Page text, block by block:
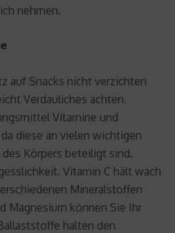
nehmen.
auf Snacks nicht verzichten
Verdauliches achten.
Vitamine und
diese an vielen wichtigen
Körpers beteiligt sind.
Vitamin C hält wach
Mineralstoffen
Magnesium können Sie Ihr
halten den